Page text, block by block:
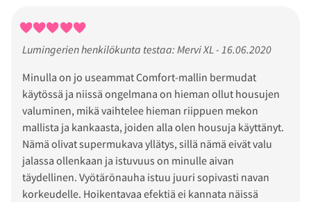
Lumingerien henkilökunta testaa: Mervi XL - 16.06.2020
Minulla on jo useammat Comfort-mallin bermudat
käytössä ja niissä ongelmana on hieman ollut housujen
valuminen, mikä vaihtelee hieman riippuen mekon
mallista ja kankaasta, joiden alla olen housuja käyttänyt.
Nämä olivat supermukava yllätys, sillä nämä eivät valu
jalassa ollenkaan ja istuvuus on minulle aivan
täydellinen. Vyötärönauha istuu juuri sopivasti navan
korkeudelle. Hoikentavaa efektiä ei kannata näissä